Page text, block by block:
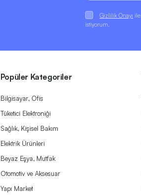
Gizlilik Onayı
istiyorum.
Popüler Kategoriler
Bilgisayar, Ofis
Tüketici Elektroniği
Sağlık, Kişisel Bakım
Elektrik Ürünleri
Beyaz Eşya, Mutfak
Otomotiv ve Aksesuar
Yapı Market